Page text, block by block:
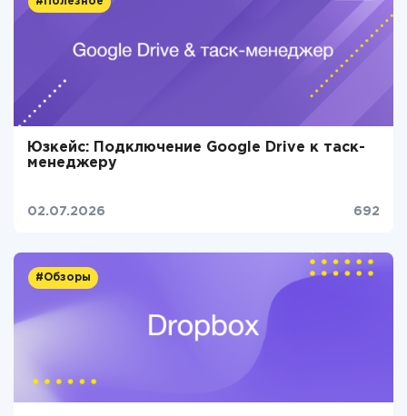
Юзкейс: Подключение Google Drive к таск-
менеджеру
02.07.2026 692
#Обзоры